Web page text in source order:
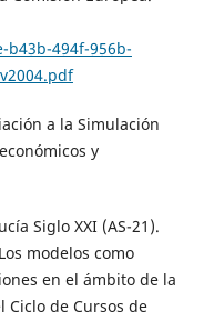
494f-956b-
a la Simulación
y
Siglo XXI (AS-21).
modelos como
en el ámbito de la
Ciclo de Cursos de